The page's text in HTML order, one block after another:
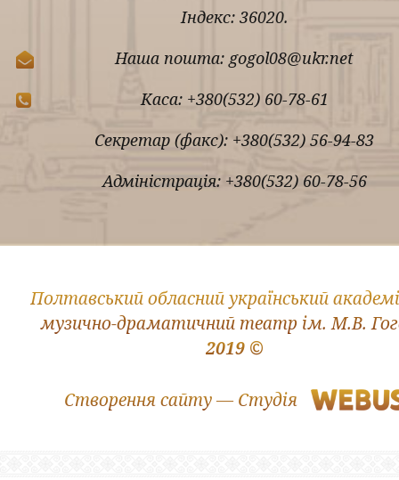
Індекс: 36020.
Наша пошта: gogol08@ukr.net
Каса: +380(532) 60-78-61
Секретар (факс): +380(532) 56-94-83
Адміністрація: +380(532) 60-78-56
2019 ©
Полтавський обласний український
музично-драматичний театр ім. М.В.
Створення сайту — Студія